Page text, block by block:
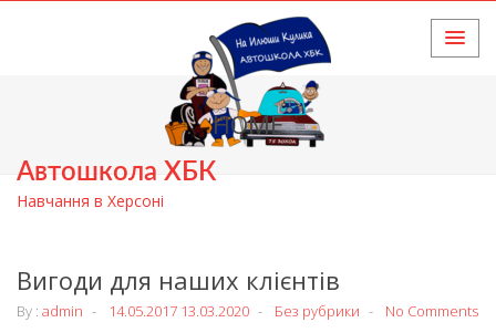
Автошкола ХБК
Навчання в Херсоні
HOME
Вигоди для наших клієнтів
By : admin 14.05.2017 13.03.2020 Без рубрики No Comments